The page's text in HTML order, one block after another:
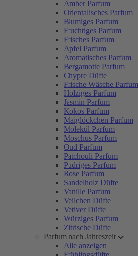
Amber Parfum
Orientalisches Parfum
Blumiges Parfum
Fruchtiges Parfum
Frisches Parfum
Apfel Parfum
Aromatisches Parfum
Bergamotte Parfum
Chypre Düfte
Frische Wäsche Parfum
Holziges Parfum
Jasmin Parfum
Kokos Parfum
Maiglöckchen Parfum
Molekül Parfum
Moschus Parfum
Oud Parfum
Patchouli Parfum
Pudriges Parfum
Rose Parfum
Sandelholz Düfte
Vanille Parfum
Veilchen Düfte
Vetiver Düfte
Würziges Parfum
Zitrische Düfte
Parfum nach Jahreszeit
Alle anzeigen
Frühlingsdüfte